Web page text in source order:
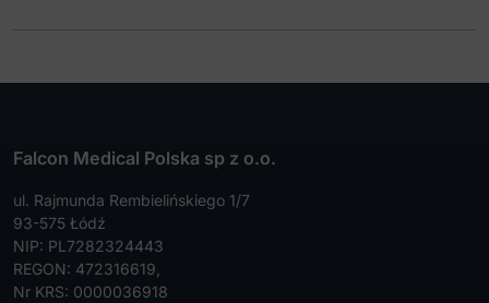
Falcon Medical Polska sp z o.o.
ul. Rajmunda Rembielińskiego 1/7
93-575 Łódź
NIP: PL7282324443
REGON: 472316619,
Nr KRS: 0000036918